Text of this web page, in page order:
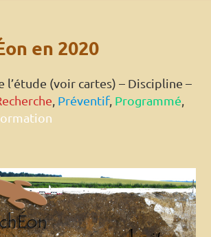
en 2020
l’étude (voir cartes) – Discipline –
Préventif, Programmé